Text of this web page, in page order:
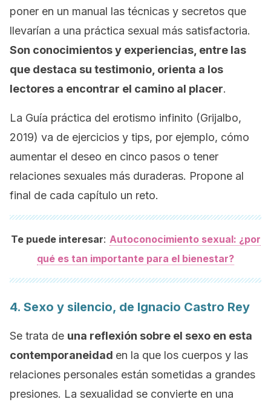
poner en un manual las técnicas y secretos que
llevarían a una práctica sexual más satisfactoria.
Son conocimientos y experiencias, entre las
que destaca su testimonio, orienta a los
lectores a encontrar el camino al placer.
La Guía práctica del erotismo infinito (Grijalbo,
2019) va de ejercicios y tips, por ejemplo, cómo
aumentar el deseo en cinco pasos o tener
relaciones sexuales más duraderas. Propone al
final de cada capítulo un reto.
Te puede interesar: Autoconocimiento sexual: ¿por
qué es tan importante para el bienestar?
4. Sexo y silencio, de Ignacio Castro Rey
Se trata de una reflexión sobre el sexo en esta
contemporaneidad en la que los cuerpos y las
relaciones personales están sometidas a grandes
presiones. La sexualidad se convierte en una